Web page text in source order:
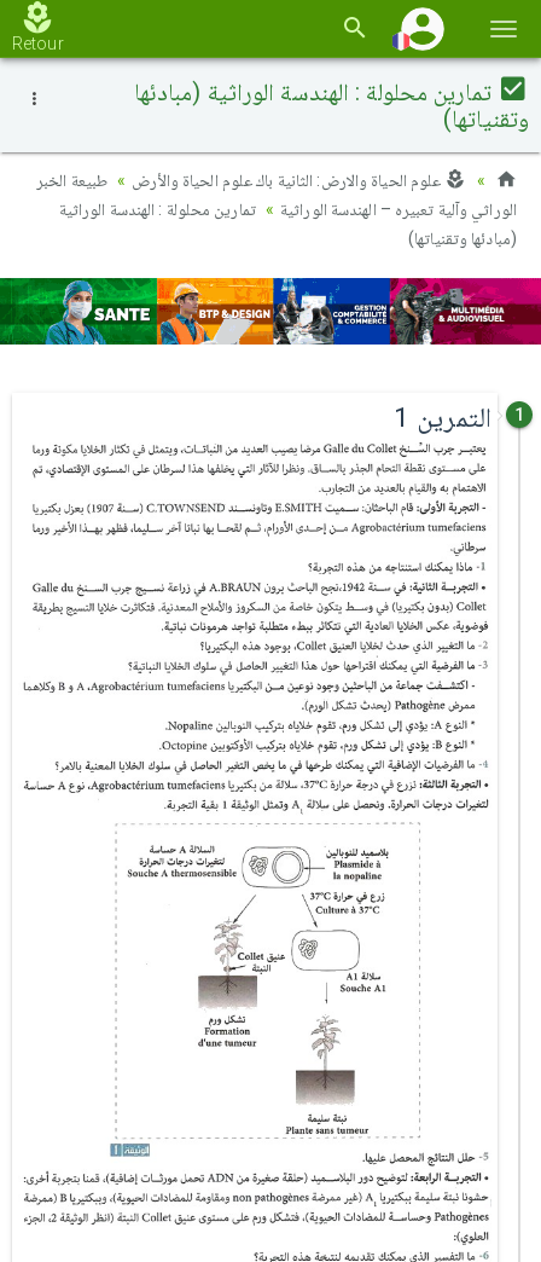
la
Retour
تمارين محلولة : الهندسة الوراثية (مبادئها
وتقنياتها)
علوم الحياة والارض: الثانية باك علوم الحياة والأرض
طبيعة الخبر
الوراثي وآلية تعبيره – الهندسة الوراثية
تمارين محلولة : الهندسة الوراثية
(مبادئها وتقنياتها)
1 التمرين 1